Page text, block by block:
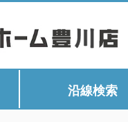
沿線検索